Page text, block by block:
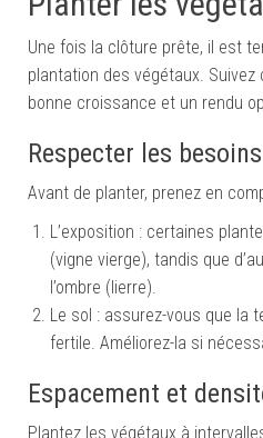
Une fois la clôture prête, il est
plantation des végétaux.
bonne croissance et un rendu
Respecter les
Avant de planter, prenez en
L’exposition : certaines
(vigne vierge), tandis que
l’ombre (lierre).
Le sol : assurez-vous que la
fertile. Améliorez-la si
Espacement et
Plantez les végétaux à